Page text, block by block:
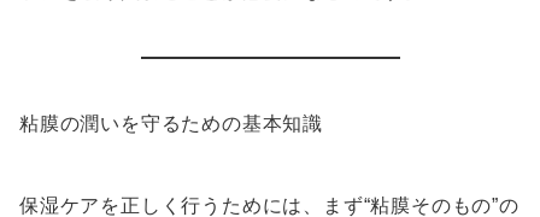
粘膜の潤いを守るための基本知識
保湿ケアを正しく行うためには、まず“粘膜そのもの”の